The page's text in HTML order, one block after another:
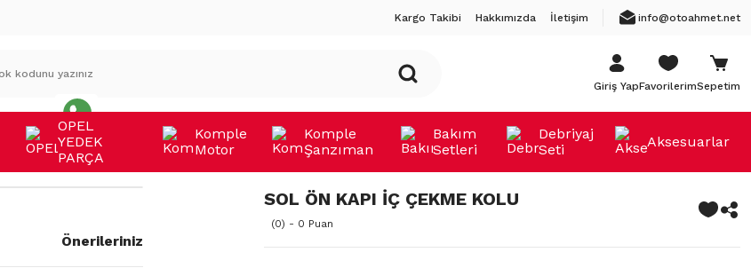
Kargo Takibi Hakkımızda İletişim info@otoahmet.net
Giriş YapFavorilerimSepetim
OPEL
YEDEK
PARÇA
Komple
Motor
Komple
Şanzıman
Bakım
Setleri
Debriyaj
Seti
Aksesuarlar
Önerileriniz
SOL ÖN KAPI İÇ ÇEKME KOLU
(0) - 0 Puan